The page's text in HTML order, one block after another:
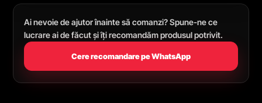
Ai nevoie de ajutor înainte să comanzi? Spune-ne ce
lucrare ai de făcut și îți recomandăm produsul potrivit.
Cere recomandare pe WhatsApp